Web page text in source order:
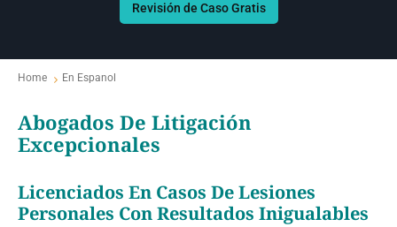
Revisión de Caso Gratis
Home En Espanol
Abogados De Litigación
Excepcionales
Licenciados En Casos De Lesiones
Personales Con Resultados Inigualables